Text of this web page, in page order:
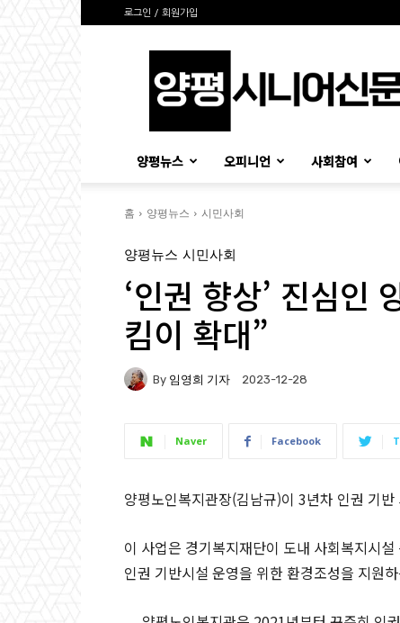
로그인 / 회원가입
시
양평뉴스 오피니언 사회참여
홈 양평뉴스 시민사회
양평뉴스 시민사회
‘인권 향상’ 진심인
킴이 확대”
By 임영희 기자 2023-12-28
Naver Facebook
양평노인복지관장(김남규)이 3년차 인권 기
이 사업은 경기복지재단이 도내 사회복지시
인권 기반시설 운영을 위한 환경조성을 지원